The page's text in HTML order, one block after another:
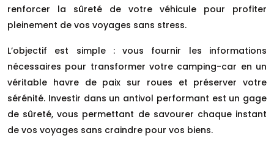
renforcer la sûreté de votre véhicule pour profiter
pleinement de vos voyages sans stress.
L’objectif est simple : vous fournir les informations
nécessaires pour transformer votre camping-car en un
véritable havre de paix sur roues et préserver votre
sérénité. Investir dans un antivol performant est un gage
de sûreté, vous permettant de savourer chaque instant
de vos voyages sans craindre pour vos biens.